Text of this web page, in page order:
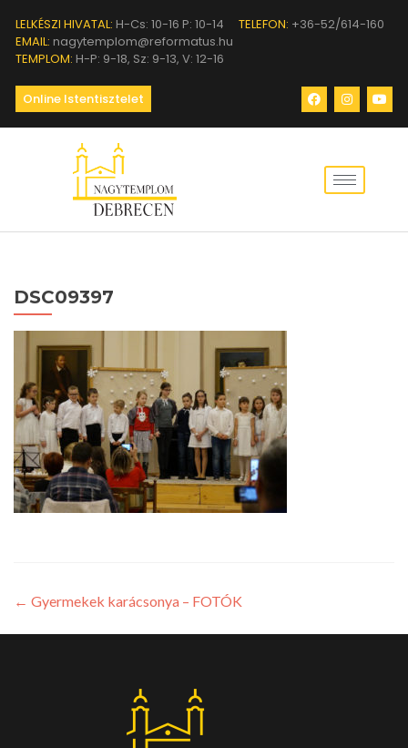
LELKÉSZI HIVATAL: H-Cs: 10-16 P: 10-14 TELEFON: +36-52/614-160
EMAIL: nagytemplom@reformatus.hu
TEMPLOM: H-P: 9-18, Sz: 9-13, V: 12-16
Online Istentisztelet
DSC09397
← Gyermekek karácsonya – FOTÓK